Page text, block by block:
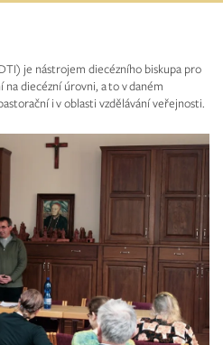
je nástrojem diecézního biskupa pro
diecézní úrovni, a to v daném
i v oblasti vzdělávání veřejnosti.